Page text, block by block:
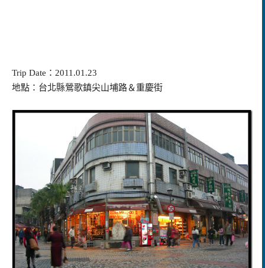
Trip Date ： 2011.01.23
地點：台北縣鶯歌鎮尖山埔路＆重慶街